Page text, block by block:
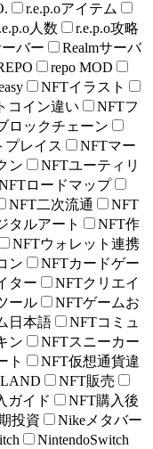
r.e.p.oアイテム
人数
r.e.p.o攻略
ーバー
Realmサーバ
repo MOD
NFTイラスト
コイン違い
NFTフ
ロックチェーン
プレイス
NFTマー
ン
NFTユーティリ
ロードマップ
NFT二次流通
NFT
タルアート
NFT作
NFTウォレット連携
ン
NFTカードゲー
ター
NFTクリエイ
ール
NFTゲームお
日本語
NFTコミュ
ン
NFTスニーカー
ト
NFT仮想通貨違
NFT販売
ガイド
NFT購入後
投資
Nikeメタバー
NintendoSwitch